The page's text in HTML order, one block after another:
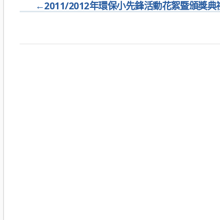
←2011/2012年環保小先鋒活動花絮暨頒獎典